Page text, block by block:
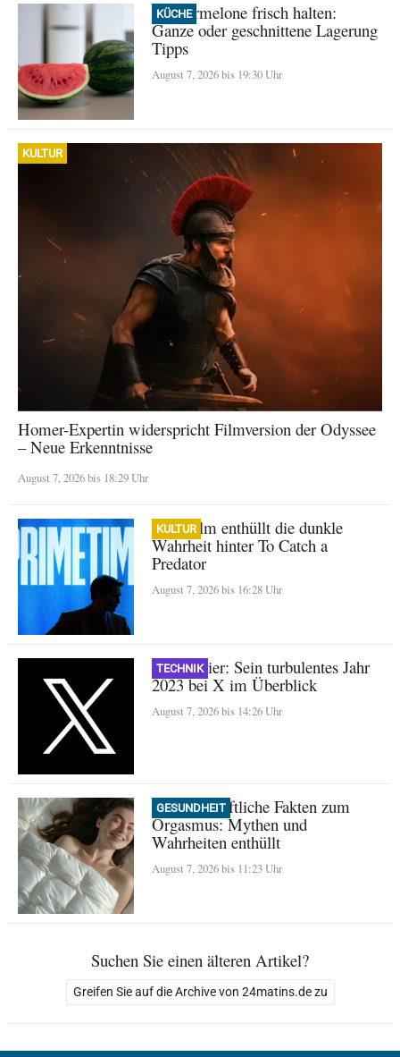
KÜCHE
Wassermelone frisch halten:
Ganze oder geschnittene Lagerung
Tipps
August 7, 2026 bis 19:30 Uhr
KULTUR
Homer-Expertin widerspricht Filmversion der Odyssee
– Neue Erkenntnisse
August 7, 2026 bis 18:29 Uhr
KULTUR
A24-Film enthüllt die dunkle
Wahrheit hinter To Catch a
Predator
August 7, 2026 bis 16:28 Uhr
TECHNIK
Nikita Bier: Sein turbulentes Jahr
2023 bei X im Überblick
August 7, 2026 bis 14:26 Uhr
GESUNDHEIT
Wissenschaftliche Fakten zum
Orgasmus: Mythen und
Wahrheiten enthüllt
August 7, 2026 bis 11:23 Uhr
Suchen Sie einen älteren Artikel?
Greifen Sie auf die Archive von 24matins.de zu